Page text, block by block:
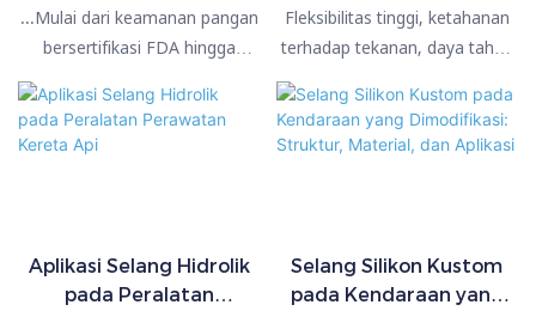
Kualitas Medis, dan
Performa Suhu Tinggi
...Mulai dari keamanan pangan
bersertifikasi FDA hingga
kepatuhan medis USP Kelas VI,
selang silikon murni
memberikan keandalan di
Buang & Hisap 4 Inci
Fleksibilitas tinggi, ketahanan
terhadap tekanan, daya tahan
hisap yang kuat — ideal untuk
pertanian, drainase konstruksi,
Aplikasi Selang Hidrolik
pada Peralatan
Selang Silikon Kustom
pada Kendaraan yang